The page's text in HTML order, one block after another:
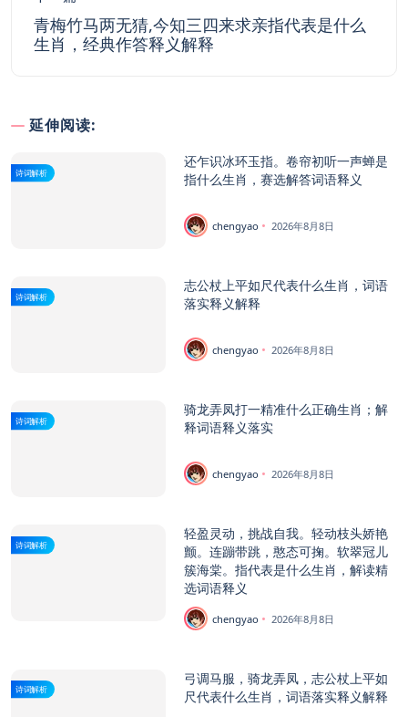
青梅竹马两无猜,今知三四来求亲指代表是什么
生肖，经典作答释义解释
延伸阅读:
诗词解析
还乍识冰环玉指。卷帘初听一声蝉是
指什么生肖，赛选解答词语释义
chengyao 2026年8月8日
诗词解析
志公杖上平如尺代表什么生肖，词语
落实释义解释
chengyao 2026年8月8日
诗词解析
骑龙弄凤打一精准什么正确生肖；解
释词语释义落实
chengyao 2026年8月8日
诗词解析
轻盈灵动，挑战自我。轻动枝头娇艳
颤。连蹦带跳，憨态可掬。软翠冠儿
簇海棠。指代表是什么生肖，解读精
选词语释义
chengyao 2026年8月8日
诗词解析
弓调马服，骑龙弄凤，志公杖上平如
尺代表什么生肖，词语落实释义解释